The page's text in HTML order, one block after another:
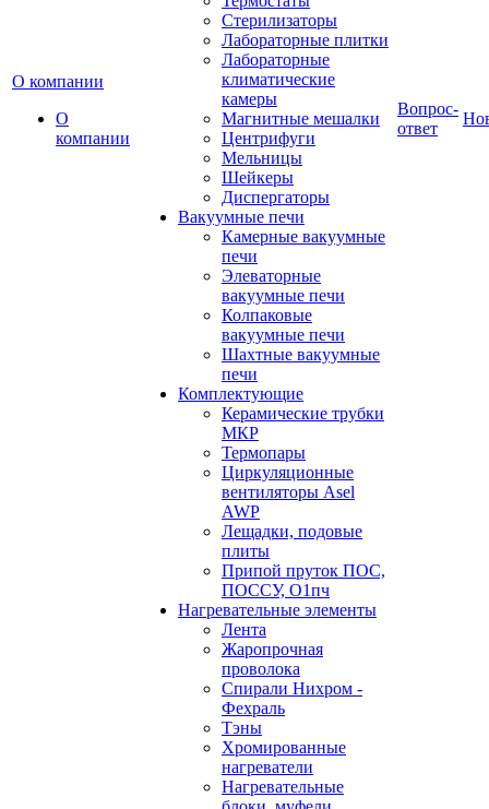
О компании
О
компании
Стерилизаторы
Лабораторные плитки
Лабораторные
климатические
камеры
Магнитные мешалки
Центрифуги
Мельницы
Шейкеры
Диспергаторы
Вакуумные печи
Камерные вакуумные
печи
Элеваторные
вакуумные печи
Колпаковые
вакуумные печи
Шахтные вакуумные
печи
Комплектующие
Керамические трубки
МКР
Термопары
Циркуляционные
вентиляторы Asel
AWP
Лещадки, подовые
плиты
Припой пруток ПОС,
ПОССУ, О1пч
Нагревательные элементы
Лента
Жаропрочная
проволока
Спирали Нихром -
Фехраль
Тэны
Хромированные
нагреватели
Нагревательные
Вопрос-
ответ